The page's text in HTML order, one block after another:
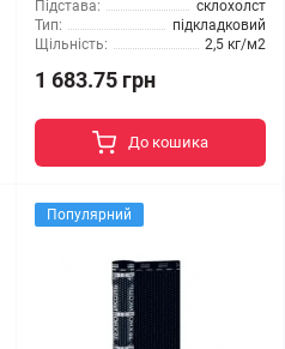
Підстава:
склохолст
Тип:
підкладковий
Щільність:
2,5 кг/м2
1 683.75 грн
До кошика
Популярний